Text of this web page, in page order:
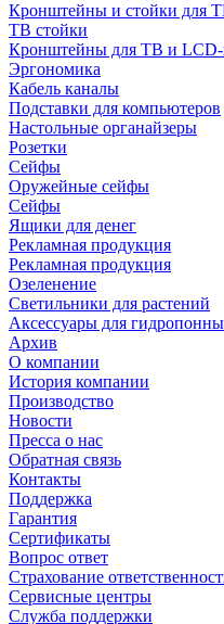
Кронштейны и стойки для
ТВ стойки
Кронштейны для ТВ и LCD-
Эргономика
Кабель каналы
Подставки для компьютеров
Настольные органайзеры
Розетки
Сейфы
Оружейные сейфы
Сейфы
Ящики для денег
Рекламная продукция
Рекламная продукция
Озеленение
Светильники для растений
Аксессуары для
Архив
О компании
История компании
Производство
Новости
Пресса о нас
Обратная связь
Контакты
Поддержка
Гарантия
Сертификаты
Вопрос ответ
Страхование
Сервисные центры
Служба поддержки